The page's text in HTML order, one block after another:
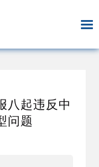
八起违反中
问题